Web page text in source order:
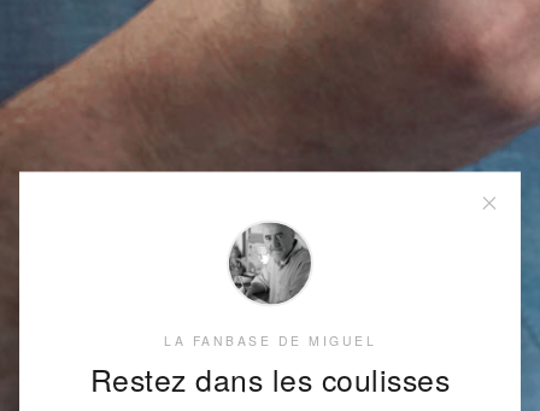
LA FANBASE DE MIGUEL
Restez dans les coulisses